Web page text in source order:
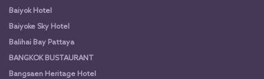
Baiyok Hotel
Baiyoke Sky Hotel
Balihai Bay Pattaya
BANGKOK BUSTAURANT
Bangsaen Heritage Hotel